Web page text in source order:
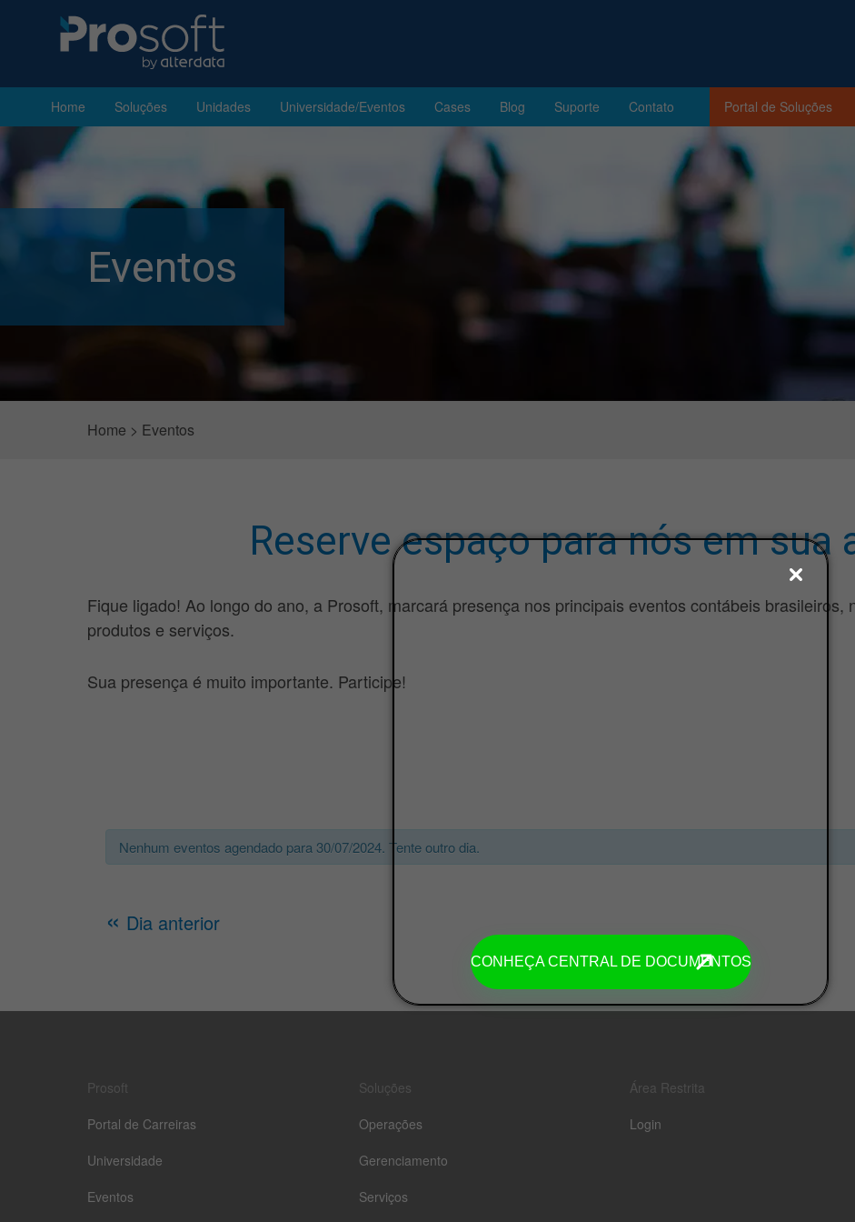
CONHEÇA CENTRAL DE DOCUMENTOS
Home Soluções Unidades Universidade/Eventos Cases Blog Suporte Contato Portal de Soluções
Eventos
Home > Eventos
Reserve espaço para nós em sua
Fique ligado! Ao longo do ano, a Prosoft, marcará presença nos principais eventos contábeis brasileiros,
produtos e serviços.
Sua presença é muito importante. Participe!
Nenhum eventos agendado para 30/07/2024. Tente outro dia.
« Dia anterior
Prosoft
Portal de Carreiras
Universidade
Eventos
Soluções
Operações
Gerenciamento
Serviços
Área Restrita
Login